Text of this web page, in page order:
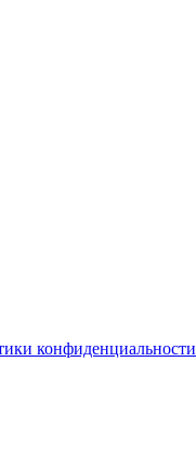
конфиденциальности